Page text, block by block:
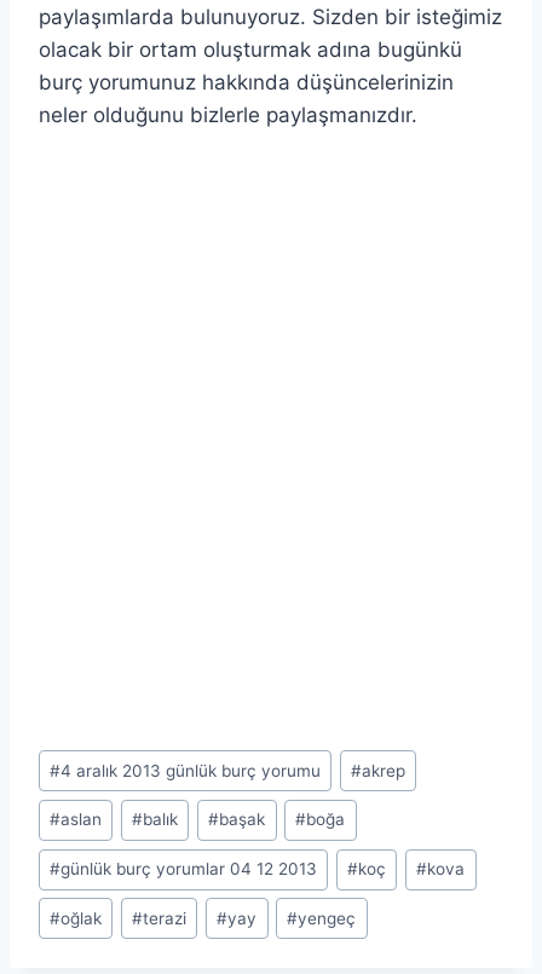
paylaşımlarda bulunuyoruz. Sizden bir isteğimiz
olacak bir ortam oluşturmak adına bugünkü
burç yorumunuz hakkında düşüncelerinizin
neler olduğunu bizlerle paylaşmanızdır.
Post
Tags:
#4 aralık 2013 günlük burç yorumu #akrep
#aslan #balık #başak #boğa
#günlük burç yorumlar 04 12 2013 #koç #kova
#oğlak #terazi #yay #yengeç